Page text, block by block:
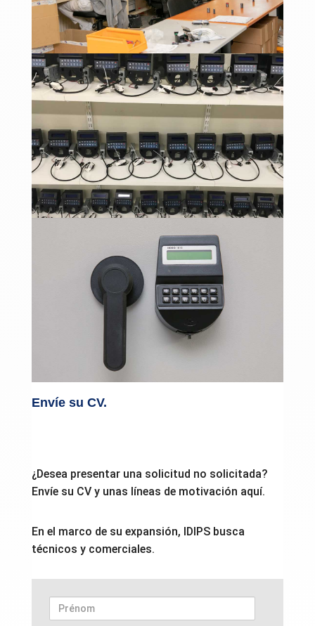
Envíe su CV.
¿Desea presentar una solicitud no solicitada?
Envíe su CV y unas líneas de motivación aquí.
En el marco de su expansión, IDIPS busca
técnicos y comerciales.
Prénom